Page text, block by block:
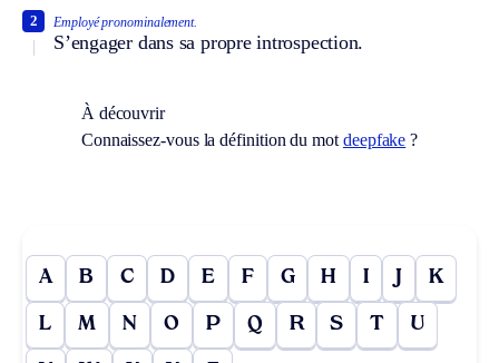
Employé pronominalement.
S’engager dans sa propre introspection.
2
À découvrir
Connaissez-vous la définition du mot deepfake ?
A B C D E F G H I J K
L M N O P Q R S T U